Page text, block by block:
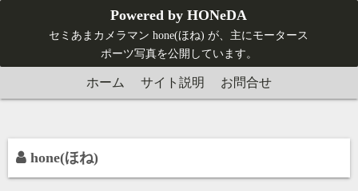
ン
ッ
Powered by HONeDA
セミあまカメラマン hone(ほね) が、主にモータース
ポーツ写真を公開しています。
ホーム サイト説明 お問合せ
hone(ほね)